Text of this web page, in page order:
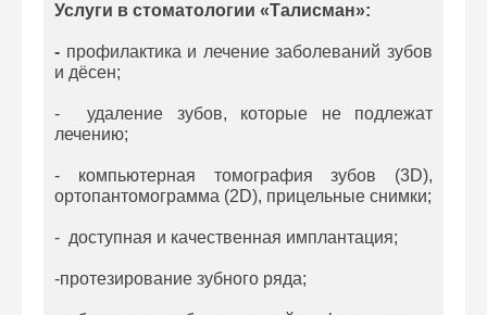
Услуги в стоматологии «Талисман»:
- профилактика и лечение заболеваний зубов
и дёсен;
- удаление зубов, которые не подлежат
лечению;
- компьютерная томография зубов (3D),
ортопантомограмма (2D), прицельные снимки;
- доступная и качественная имплантация;
-протезирование зубного ряда;